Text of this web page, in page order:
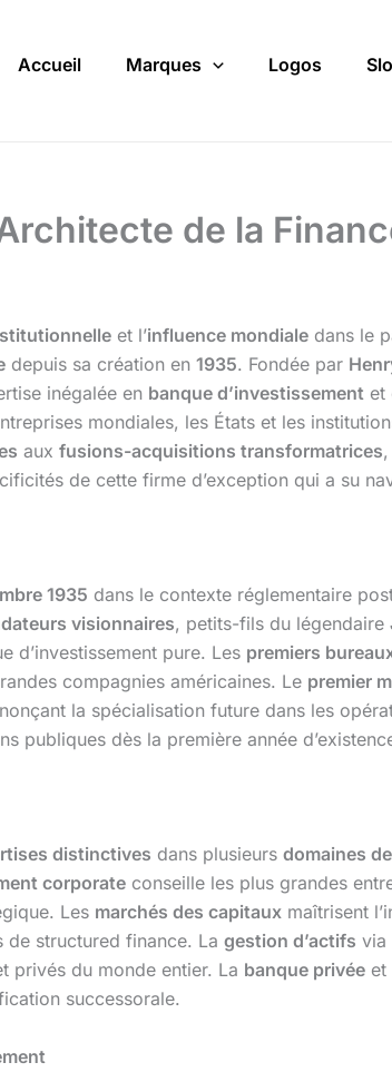
Accueil Marques Logos
de la
et l’influence mondiale dans le
depuis sa création en 1935. Fondée par
inégalée en banque d’investissement et
mondiales, les États et les
aux fusions-acquisitions transformatrices
de cette firme d’exception qui a su
1935 dans le contexte réglementaire
visionnaires, petits-fils du légendaire
d’investissement pure. Les premiers
compagnies américaines. Le premier
la spécialisation future dans les
publiques dès la première année
distinctives dans plusieurs domaines
corporate conseille les plus grandes
Les marchés des capitaux maîtrisent
de structured finance. La gestion d’actifs via
privés du monde entier. La banque privée et
successorale.